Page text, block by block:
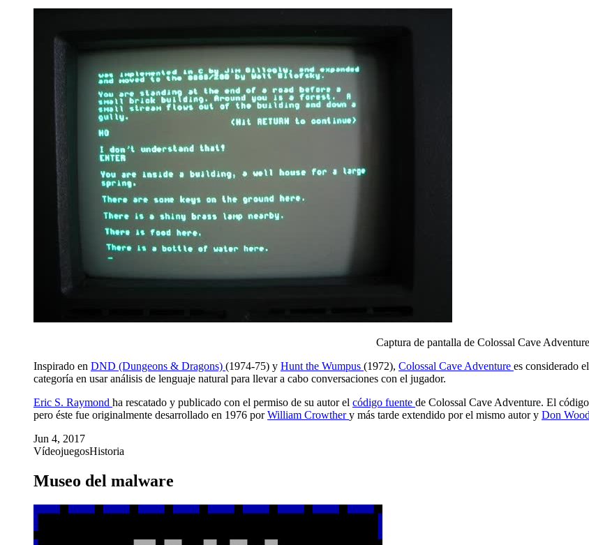
Captura de pantalla de Colossal Cave Adventure
Inspirado en DND (Dungeons & Dragons) (1974-75) y Hunt the Wumpus (1972), Colossal Cave Adventure es considerado
categoría en usar análisis de lenguaje natural para llevar a cabo conversaciones con el jugador.
Eric S. Raymond ha rescatado y publicado con el permiso de su autor el código fuente de Colossal Cave Adventure. El
pero éste fue originalmente desarrollado en 1976 porWilliam Crowthery más tarde extendido por el mismo autor y Don
Jun 4, 2017
VídeojuegosHistoria
Museo del malware